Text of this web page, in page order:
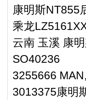
康明斯NT855
乘龙
云南 玉溪 康
SO40236
3255666
3013375康明